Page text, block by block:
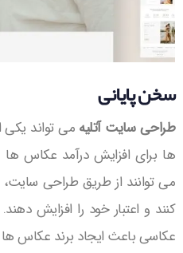
سخن پایانی
طراحی سایت آتلیه می تواند
ها برای افزایش درآمد عکاس ها و
می توانند از طریق طراحی
کنند و اعتبار خود را افزایش
عکاسی باعث ایجاد برند عکاس ها